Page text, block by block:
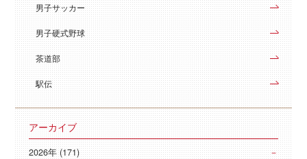
男子サッカー
男子硬式野球
茶道部
駅伝
アーカイブ
2026年 (171)